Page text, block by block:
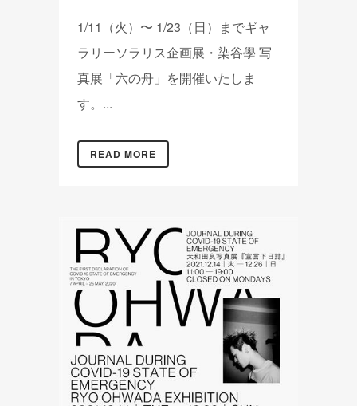
1/11（火）〜 1/23（日）までギャ
ラリーソラリス企画展・染谷學 写
真展「六の舟」を開催いたしま
す。...
READ MORE